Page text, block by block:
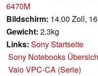
6470M
Bildschirm: 14.00 Zoll,
Gewicht: 2.3kg
Links: Sony Startseite
Sony Notebooks
Vaio VPC-CA (Serie)